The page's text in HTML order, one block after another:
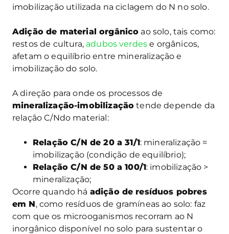
imobilização utilizada na ciclagem do N no solo.
Adição de material orgânico ao solo, tais como:
restos de cultura, adubos verdese orgânicos,
afetam o equilíbrio entre mineralização e
imobilização do solo.
A direção para onde os processos de
mineralização-imobilização tende depende da
relação C/Ndo material:
Relação C/N de 20 a 31/1: mineralização ≈
imobilização (condição de equilíbrio);
Relação C/N de 50 a 100/1: imobilização >
mineralização;
Ocorre quando há adição de resíduos pobres
em N, como resíduos de gramíneas ao solo: faz
com que os microoganismos recorram ao N
inorgânico disponível no solo para sustentar o